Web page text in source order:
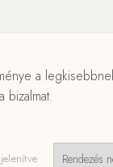
a
Sorted